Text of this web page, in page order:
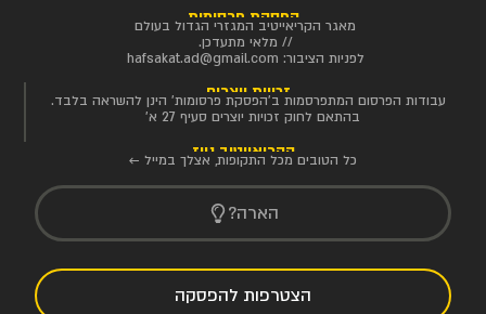
הפסקת פרסומות
מאגר הקריאייטיב המגזרי הגדול בעולם
// מלאי מתעדכן.
לפניות הציבור: hafsakat.ad@gmail.com
זכויות יוצרים
עבודות הפרסום המתפרסמות ב'הפסקת פרסומות' הינן להשראה בלבד.
בהתאם לחוק זכויות יוצרים סעיף 27 א'
הקריאייטיב ניוז
כל הטובים מכל התקופות, אצלך במייל ←
הארה?
הצטרפות להפסקה